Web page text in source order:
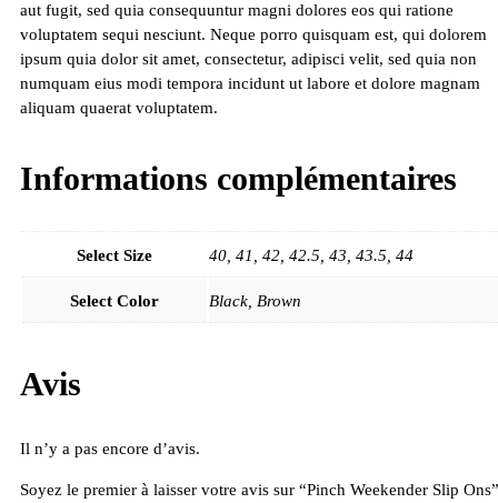
aut fugit, sed quia consequuntur magni dolores eos qui ratione
voluptatem sequi nesciunt. Neque porro quisquam est, qui dolorem
ipsum quia dolor sit amet, consectetur, adipisci velit, sed quia non
numquam eius modi tempora incidunt ut labore et dolore magnam
aliquam quaerat voluptatem.
Informations complémentaires
Select Size 40, 41, 42, 42.5, 43, 43.5, 44
Select Color Black, Brown
Avis
Il n’y a pas encore d’avis.
Soyez le premier à laisser votre avis sur “Pinch Weekender Slip Ons”